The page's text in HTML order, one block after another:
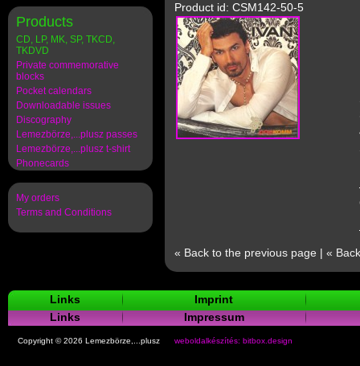
Products
CD, LP, MK, SP, TKCD,
TKDVD
Private commemorative
blocks
Pocket calendars
Downloadable issues
Discography
Lemezbörze,...plusz passes
Lemezbörze,...plusz t-shirt
Phonecards
My orders
Terms and Conditions
Product id: CSM142-50-5
« Back to the previous page | «
Links
Imprint
Links
Impressum
Copyright © 2026 Lemezbörze,...plusz weboldalkészítés: bitbox.design